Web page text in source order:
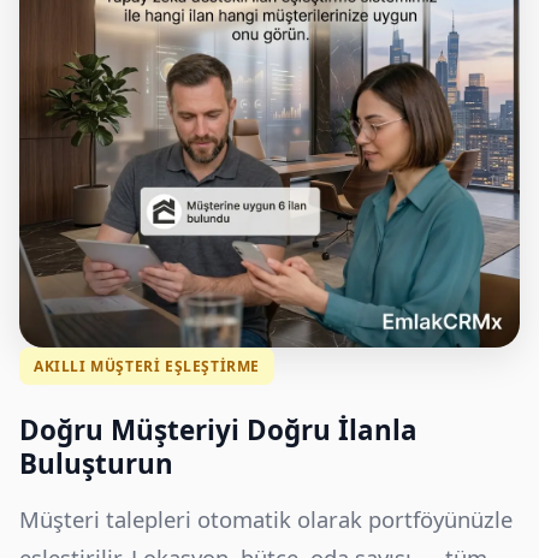
AKILLI MÜŞTERI EŞLEŞTIRME
Doğru Müşteriyi Doğru İlanla
Buluşturun
Müşteri talepleri otomatik olarak portföyünüzle